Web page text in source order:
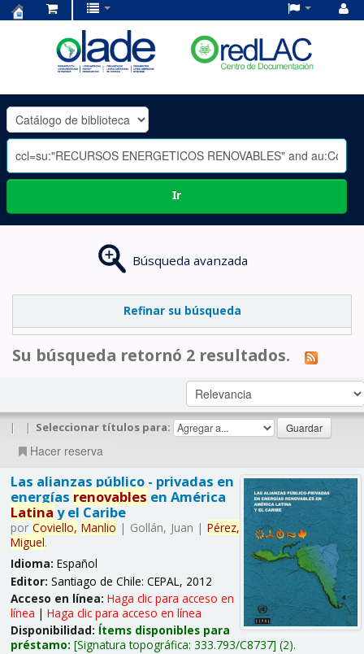
OLADE
-
Ir
Búsqueda avanzada
Refinar su búsqueda
Su búsqueda retornó 2 resultados.
| | Seleccionar títulos para:
Hacer reserva
Las alianzas público - privadas en
energías renovables en América
Latina y el Caribe
por Coviello, Manlio | Gollán, Juan | Pérez,
Miguel.
Idioma: Español
Editor: Santiago de Chile: CEPAL, 2012
Acceso en línea: Haga clic para acceso en
línea | Haga clic para acceso en línea
Disponibilidad: Ítems disponibles para
préstamo: Signatura topográfica: 333.793/C8737 (2).